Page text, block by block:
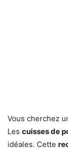
Vous cherchez
Les cuisses de
idéales. Cette